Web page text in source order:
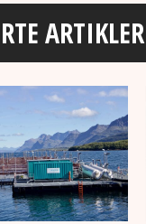
ARTIKLER